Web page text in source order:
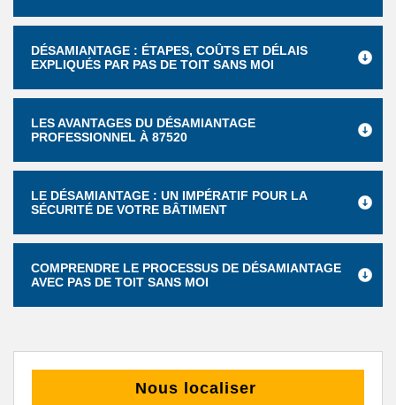
DÉSAMIANTAGE : ÉTAPES, COÛTS ET DÉLAIS
EXPLIQUÉS PAR PAS DE TOIT SANS MOI
LES AVANTAGES DU DÉSAMIANTAGE
PROFESSIONNEL À 87520
LE DÉSAMIANTAGE : UN IMPÉRATIF POUR LA
SÉCURITÉ DE VOTRE BÂTIMENT
COMPRENDRE LE PROCESSUS DE DÉSAMIANTAGE
AVEC PAS DE TOIT SANS MOI
Nous localiser